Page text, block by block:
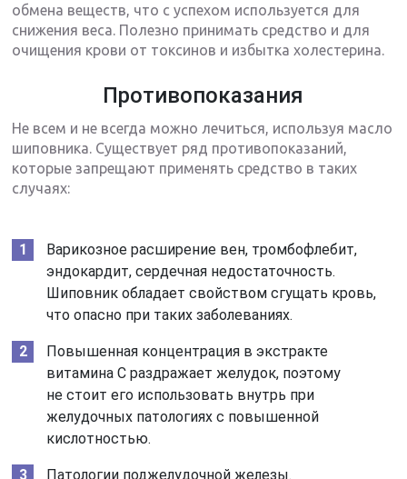
обмена веществ, что с успехом используется для
снижения веса. Полезно принимать средство и для
очищения крови от токсинов и избытка холестерина.
Противопоказания
Не всем и не всегда можно лечиться, используя масло
шиповника. Существует ряд противопоказаний,
которые запрещают применять средство в таких
случаях:
Варикозное расширение вен, тромбофлебит,
эндокардит, сердечная недостаточность.
Шиповник обладает свойством сгущать кровь,
что опасно при таких заболеваниях.
Повышенная концентрация в экстракте
витамина С раздражает желудок, поэтому
не стоит его использовать внутрь при
желудочных патологиях с повышенной
кислотностью.
Патологии поджелудочной железы.